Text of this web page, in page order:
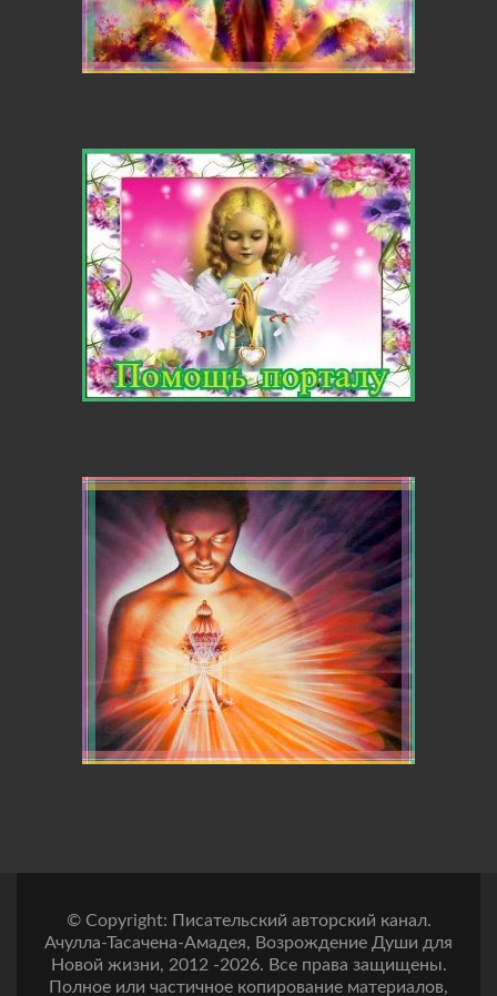
© Copyright: Писательский авторский канал.
Ачулла-Тасачена-Амадея, Возрождение Души для
Новой жизни, 2012 -2026. Все права защищены.
Полное или частичное копирование материалов,